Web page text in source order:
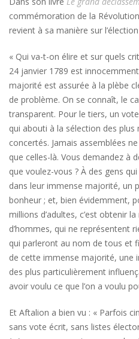
commémoration de la
revient à sa manière sur
« Qui va-t-on élire et sur quels
24 janvier 1789 est
majorité est assurée à la plèbe
de problème. On se connaît, le
transparent. Pour le tiers, un
qui abouti à la sélection des
concertés. Jamais assemblées
que celles-là. Vous demandez à
que voulez-vous ? À des gens
dans leur immense majorité, un
bonheur ; et, bien évidemment,
millions d’adultes, c’est obtenir
d’hommes, qui ne représentent
qui parleront au nom de tous et
de cette immense majorité,
des plus particulièrement
avoir voulu ce que l’on a voulu
Et Aftalion a bien vu : « Parfois
sans vote écrit, sans listes